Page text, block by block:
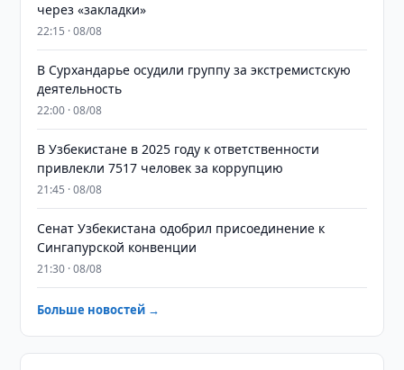
через «закладки»
22:15 · 08/08
В Сурхандарье осудили группу за экстремистскую
деятельность
22:00 · 08/08
В Узбекистане в 2025 году к ответственности
привлекли 7517 человек за коррупцию
21:45 · 08/08
Сенат Узбекистана одобрил присоединение к
Сингапурской конвенции
21:30 · 08/08
Больше новостей →